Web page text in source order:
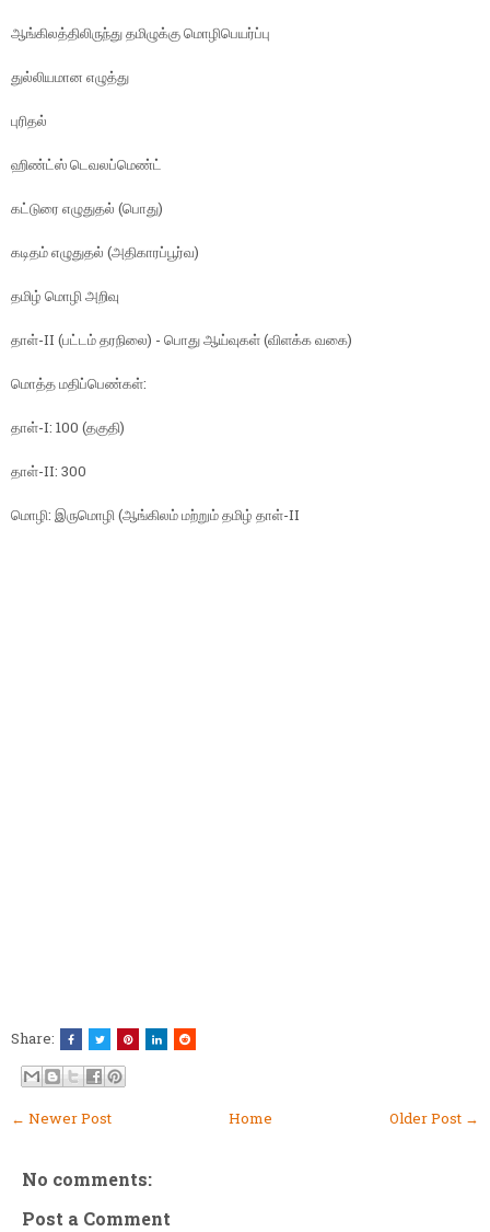
ஆங்கிலத்திலிருந்து தமிழுக்கு மொழிபெயர்ப்பு
துல்லியமான எழுத்து
புரிதல்
ஹிண்ட்ஸ் டெவலப்மெண்ட்
கட்டுரை எழுதுதல் (பொது)
கடிதம் எழுதுதல் (அதிகாரப்பூர்வ)
தமிழ் மொழி அறிவு
தாள்-II (பட்டம் தரநிலை) - பொது ஆய்வுகள் (விளக்க வகை)
மொத்த மதிப்பெண்கள்:
தாள்-I: 100 (தகுதி)
தாள்-II: 300
மொழி: இருமொழி (ஆங்கிலம் மற்றும் தமிழ் தாள்-II
Share:
← Newer Post Older Post →
Home
No comments:
Post a Comment